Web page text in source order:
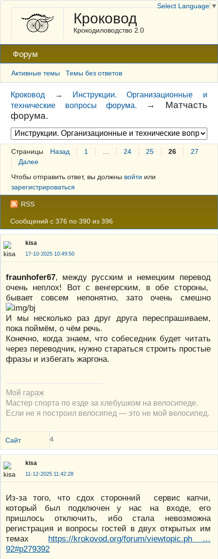
Кроковод
Крокодиловодство 2.0
Форум
Активные темы Темы без ответов
Кроковод →
Инструкции. Организационные и
технические вопросы форума.
→ Матчасть
форума.
Страницы Назад 1 24 25 26
27
Далее
Чтобы отправить ответ, вы должны войти или
зарегистрироваться
RSS
Сообщений с 376 по 390 из 396
kisa
17-10-2025 10:49:50
fraunhofer67, между русским и немецким перевод
очень неплох! Вот с венгерским, в обе стороны,
бывает совсем непонятно, зато очень смешно
И мы несколько раз друг друга переспрашиваем,
пока поймём, о чём речь.
Конечно, когда знаем, что собеседник будет читать
через переводчик, нужно стараться строить простые
фразы и избегать жаргона.
Мой гараж
Мастер спорта по езде за хлебушком на велосипеде.
Если не я построил велосипед — это не мой велосипед.
Сайт 4
kisa
11-12-2025 11:42:28
Из-за того, что сдох сторонний сервис капчи,
который был подключен у нас на входе, его
пришлось отключить, ибо стала невозможна
регистрация и вопросы гостей в двух открытых им
темах https://krokovod.org/forum/viewtopic.ph …
92#p279392
Select Language ▼